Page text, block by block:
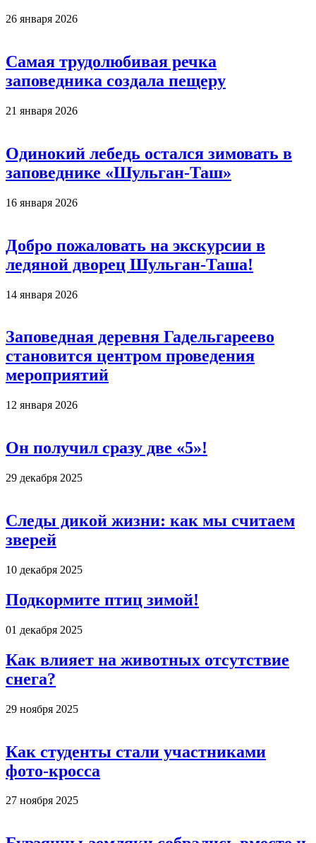
26 января 2026
Самая трудолюбивая речка
заповедника создала пещеру
21 января 2026
Одинокий лебедь остался зимовать в
заповеднике «Шульган-Таш»
16 января 2026
Добро пожаловать на экскурсии в
ледяной дворец Шульган-Таша!
14 января 2026
Заповедная деревня Гадельгареево
становится центром проведения
мероприятий
12 января 2026
Он получил сразу две «5»!
29 декабря 2025
Следы дикой жизни: как мы считаем
зверей
10 декабря 2025
Подкормите птиц зимой!
01 декабря 2025
Как влияет на животных отсутствие
снега?
29 ноября 2025
Как студенты стали участниками
фото-кросса
27 ноября 2025